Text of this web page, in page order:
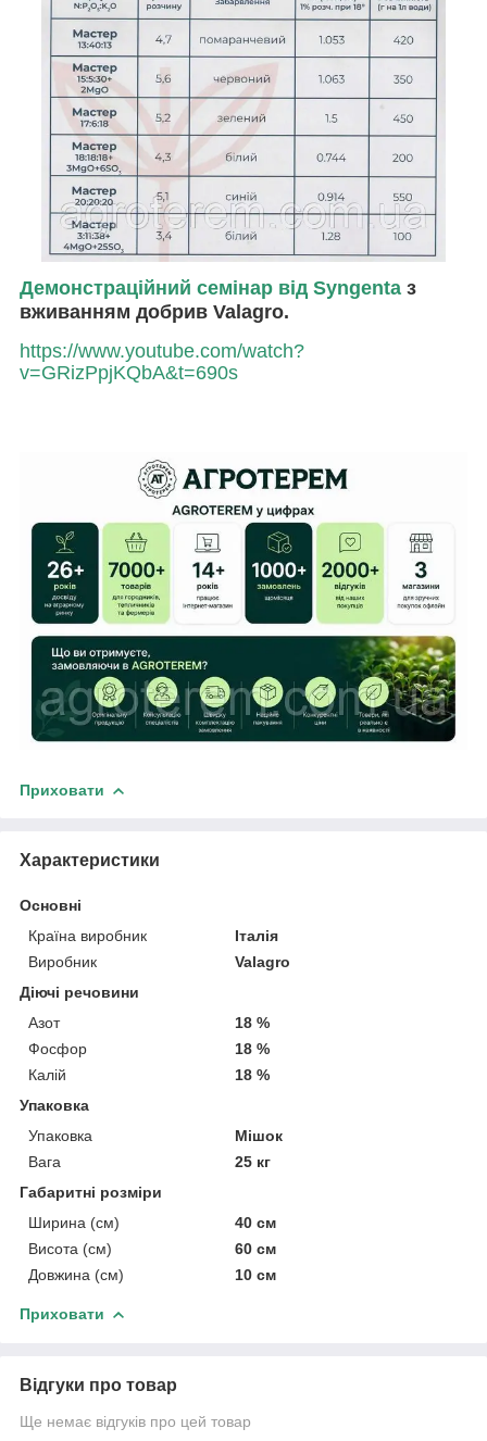
Демонстраційний семінар від Syngenta з
вживанням добрив Valagro.
https://www.youtube.com/watch?
v=GRizPpjKQbA&t=690s
Приховати
Характеристики
Основні
Країна виробник
Італія
Виробник
Valagro
Діючі речовини
Азот
18 %
Фосфор
18 %
Калій
18 %
Упаковка
Упаковка
Мішок
Вага
25 кг
Габаритні розміри
Ширина (см)
40 см
Висота (см)
60 см
Довжина (см)
10 см
Приховати
Відгуки про товар
Ще немає відгуків про цей товар